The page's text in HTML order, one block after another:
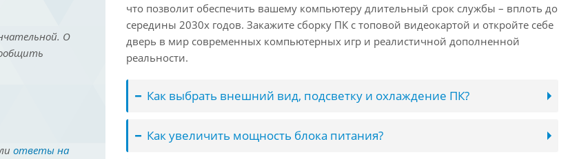
О
ответы на
что позволит обеспечить вашему компьютеру длительный срок службы – вплоть до
середины 2030х годов. Закажите сборку ПК с топовой видеокартой и откройте себе
дверь в мир современных компьютерных игр и реалистичной дополненной
реальности.
Как выбрать внешний вид, подсветку и охлаждение ПК?
Как увеличить мощность блока питания?